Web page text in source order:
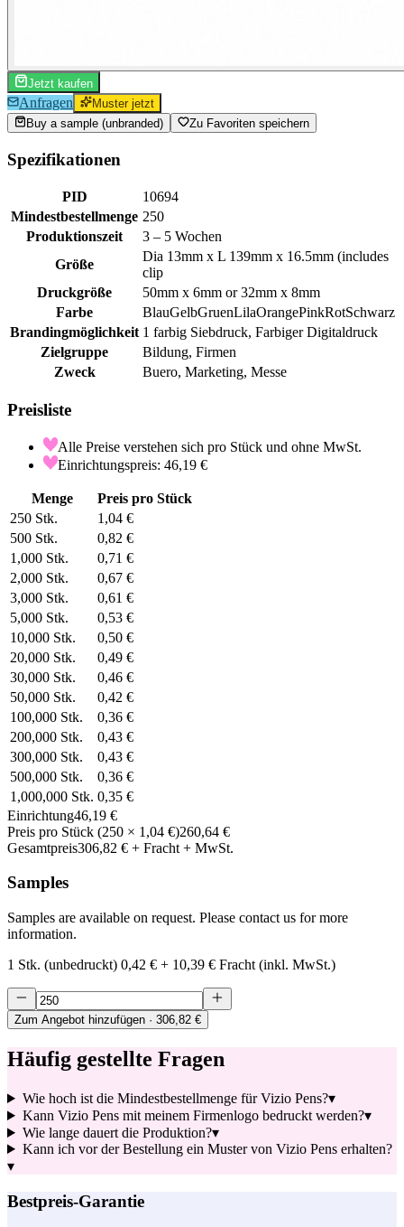
Jetzt kaufen
Anfragen
Muster jetzt
Buy a sample (unbranded)
Zu Favoriten speichern
Spezifikationen
PID
10694
Mindestbestellmenge 250
Produktionszeit
3 – 5 Wochen
Größe
Dia 13mm x L 139mm x 16.5mm (includes
clip
Druckgröße
50mm x 6mm or 32mm x 8mm
Farbe
BlauGelbGruenLilaOrangePinkRotSchwarz
Brandingmöglichkeit 1 farbig Siebdruck, Farbiger Digitaldruck
Zielgruppe
Bildung, Firmen
Zweck
Buero, Marketing, Messe
Preisliste
Alle Preise verstehen sich pro Stück und ohne MwSt.
Einrichtungspreis: 46,19 €
Menge
Preis pro Stück
250 Stk.
1,04 €
500 Stk.
0,82 €
1,000 Stk.
0,71 €
2,000 Stk.
0,67 €
3,000 Stk.
0,61 €
5,000 Stk.
0,53 €
10,000 Stk.
0,50 €
20,000 Stk.
0,49 €
30,000 Stk.
0,46 €
50,000 Stk.
0,42 €
100,000 Stk.
0,36 €
200,000 Stk.
0,43 €
300,000 Stk.
0,43 €
500,000 Stk.
0,36 €
1,000,000 Stk. 0,35 €
Einrichtung46,19 €
Preis pro Stück (250 × 1,04 €)260,64 €
Gesamtpreis306,82 € + Fracht + MwSt.
Samples
Samples are available on request. Please contact us for more
information.
1 Stk. (unbedruckt) 0,42 € + 10,39 € Fracht (inkl. MwSt.)
Zum Angebot hinzufügen · 306,82 €
Häufig gestellte Fragen
Wie hoch ist die Mindestbestellmenge für Vizio Pens?▾
Kann Vizio Pens mit meinem Firmenlogo bedruckt werden?▾
Wie lange dauert die Produktion?▾
Kann ich vor der Bestellung ein Muster von Vizio Pens erhalten?
▾
Bestpreis-Garantie